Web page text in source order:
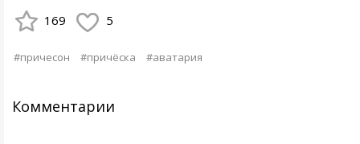
169 5
#причесон #причёска #аватария
Комментарии